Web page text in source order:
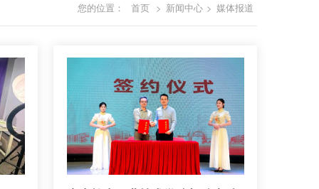
您的位置： 首页 > 新闻中心 > 媒体报道